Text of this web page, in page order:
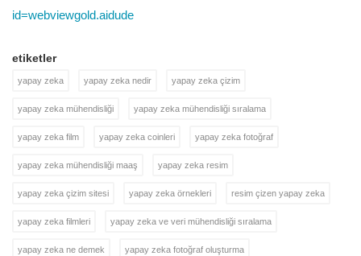
id=webviewgold.aidude
etiketler
yapay zeka yapay zeka nedir yapay zeka çizim
yapay zeka mühendisliği yapay zeka mühendisliği sıralama
yapay zeka film yapay zeka coinleri yapay zeka fotoğraf
yapay zeka mühendisliği maaş yapay zeka resim
yapay zeka çizim sitesi yapay zeka örnekleri resim çizen yapay zeka
yapay zeka filmleri yapay zeka ve veri mühendisliği sıralama
yapay zeka ne demek yapay zeka fotoğraf oluşturma